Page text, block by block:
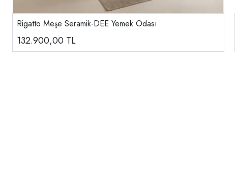
Rigatto Meşe Seramik-DEE Yemek Odası
132.900,00 TL